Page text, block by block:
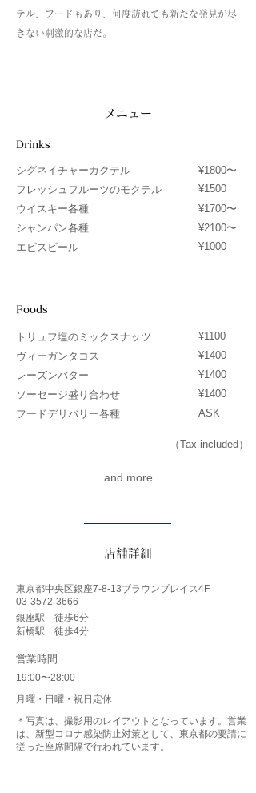
テル、フードもあり、何度訪れても新たな発見が尽
きない刺激的な店だ。
メニュー
Drinks
シグネイチャーカクテル
フレッシュフルーツのモクテル
ウイスキー各種
シャンパン各種
エビスビール
¥1800〜
¥1500
¥1700〜
¥2100〜
¥1000
Foods
トリュフ塩のミックスナッツ
ヴィーガンタコス
レーズンバター
ソーセージ盛り合わせ
フードデリバリー各種
¥1100
¥1400
¥1400
¥1400
ASK
（Tax included）
and more
​店舗詳細
東京都中央区銀座7-8-13ブラウンプレイス4F
03-3572-3666
銀座駅 徒歩6分
新橋駅 徒歩4分
​営業時間
19:00〜28:00
月曜・日曜・祝日定休
＊写真は、撮影用のレイアウトとなっています。営業
は、新型コロナ感染防止対策として、東京都の要請に
従った座席間隔で行われています。